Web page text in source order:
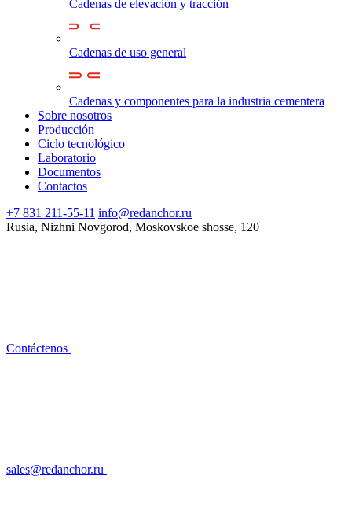
Cadenas de elevación y tracción
Cadenas de uso general
Cadenas y componentes para la industria cementera
Sobre nosotros
Producción
Ciclo tecnológico
Laboratorio
Documentos
Contactos
+7 831 211-55-11 info@redanchor.ru
Rusia, Nizhni Novgorod, Moskovskoe shosse, 120
Contáctenos
sales@redanchor.ru